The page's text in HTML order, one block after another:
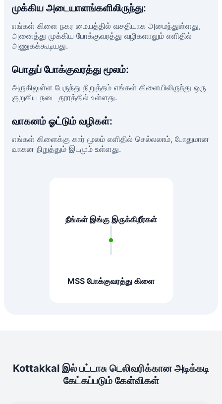
முக்கிய அடையாளங்களிலிருந்து:
எங்கள் கிளை நகர மையத்தில் வசதியாக அமைந்துள்ளது,
அனைத்து முக்கிய போக்குவரத்து வழிகளாலும் எளிதில்
அணுகக்கூடியது.
பொதுப் போக்குவரத்து மூலம்:
அருகிலுள்ள பேருந்து நிறுத்தம் எங்கள் கிளையிலிருந்து ஒரு
குறுகிய நடை தூரத்தில் உள்ளது.
வாகனம் ஓட்டும் வழிகள்:
எங்கள் கிளைக்கு கார் மூலம் எளிதில் செல்லலாம், போதுமான
வாகன நிறுத்தும் இடமும் உள்ளது.
நீங்கள் இங்கு இருக்கிறீர்கள்
MSS போக்குவரத்து கிளை
Kottakkal இல் பட்டாசு டெலிவரிக்கான அடிக்கடி
கேட்கப்படும் கேள்விகள்